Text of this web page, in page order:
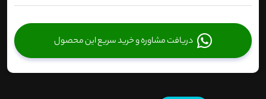
دریافت مشاوره و خرید سریع این محصول